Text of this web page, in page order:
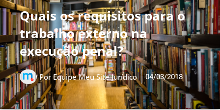
Quais os requisitos para o
trabalho externo na
execução penal?
PorEquipe Meu Site Jurídico 04/03/2018